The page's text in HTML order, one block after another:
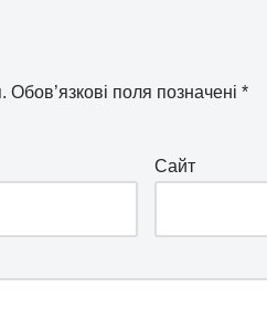
Обов’язкові поля позначені *
Сайт